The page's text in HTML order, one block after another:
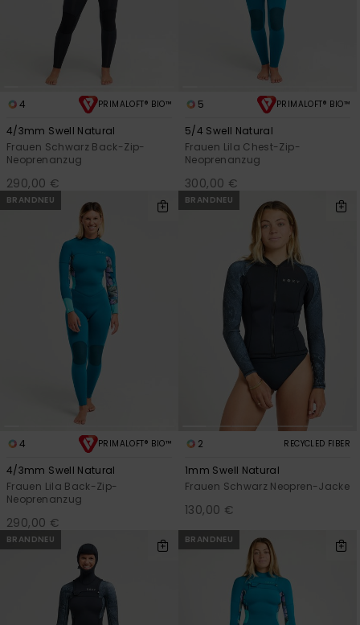
4 PRIMALOFT® BIO™
4/3mm Swell Natural
Frauen Schwarz Back-Zip-
Neoprenanzug
290,00 €
5 PRIMALOFT® BIO™
5/4 Swell Natural
Frauen Lila Chest-Zip-
Neoprenanzug
300,00 €
BRANDNEU
4 PRIMALOFT® BIO™
4/3mm Swell Natural
Frauen Lila Back-Zip-
Neoprenanzug
290,00 €
BRANDNEU
2 RECYCLED FIBER
1mm Swell Natural
Frauen Schwarz Neopren-Jacke
130,00 €
BRANDNEU BRANDNEU